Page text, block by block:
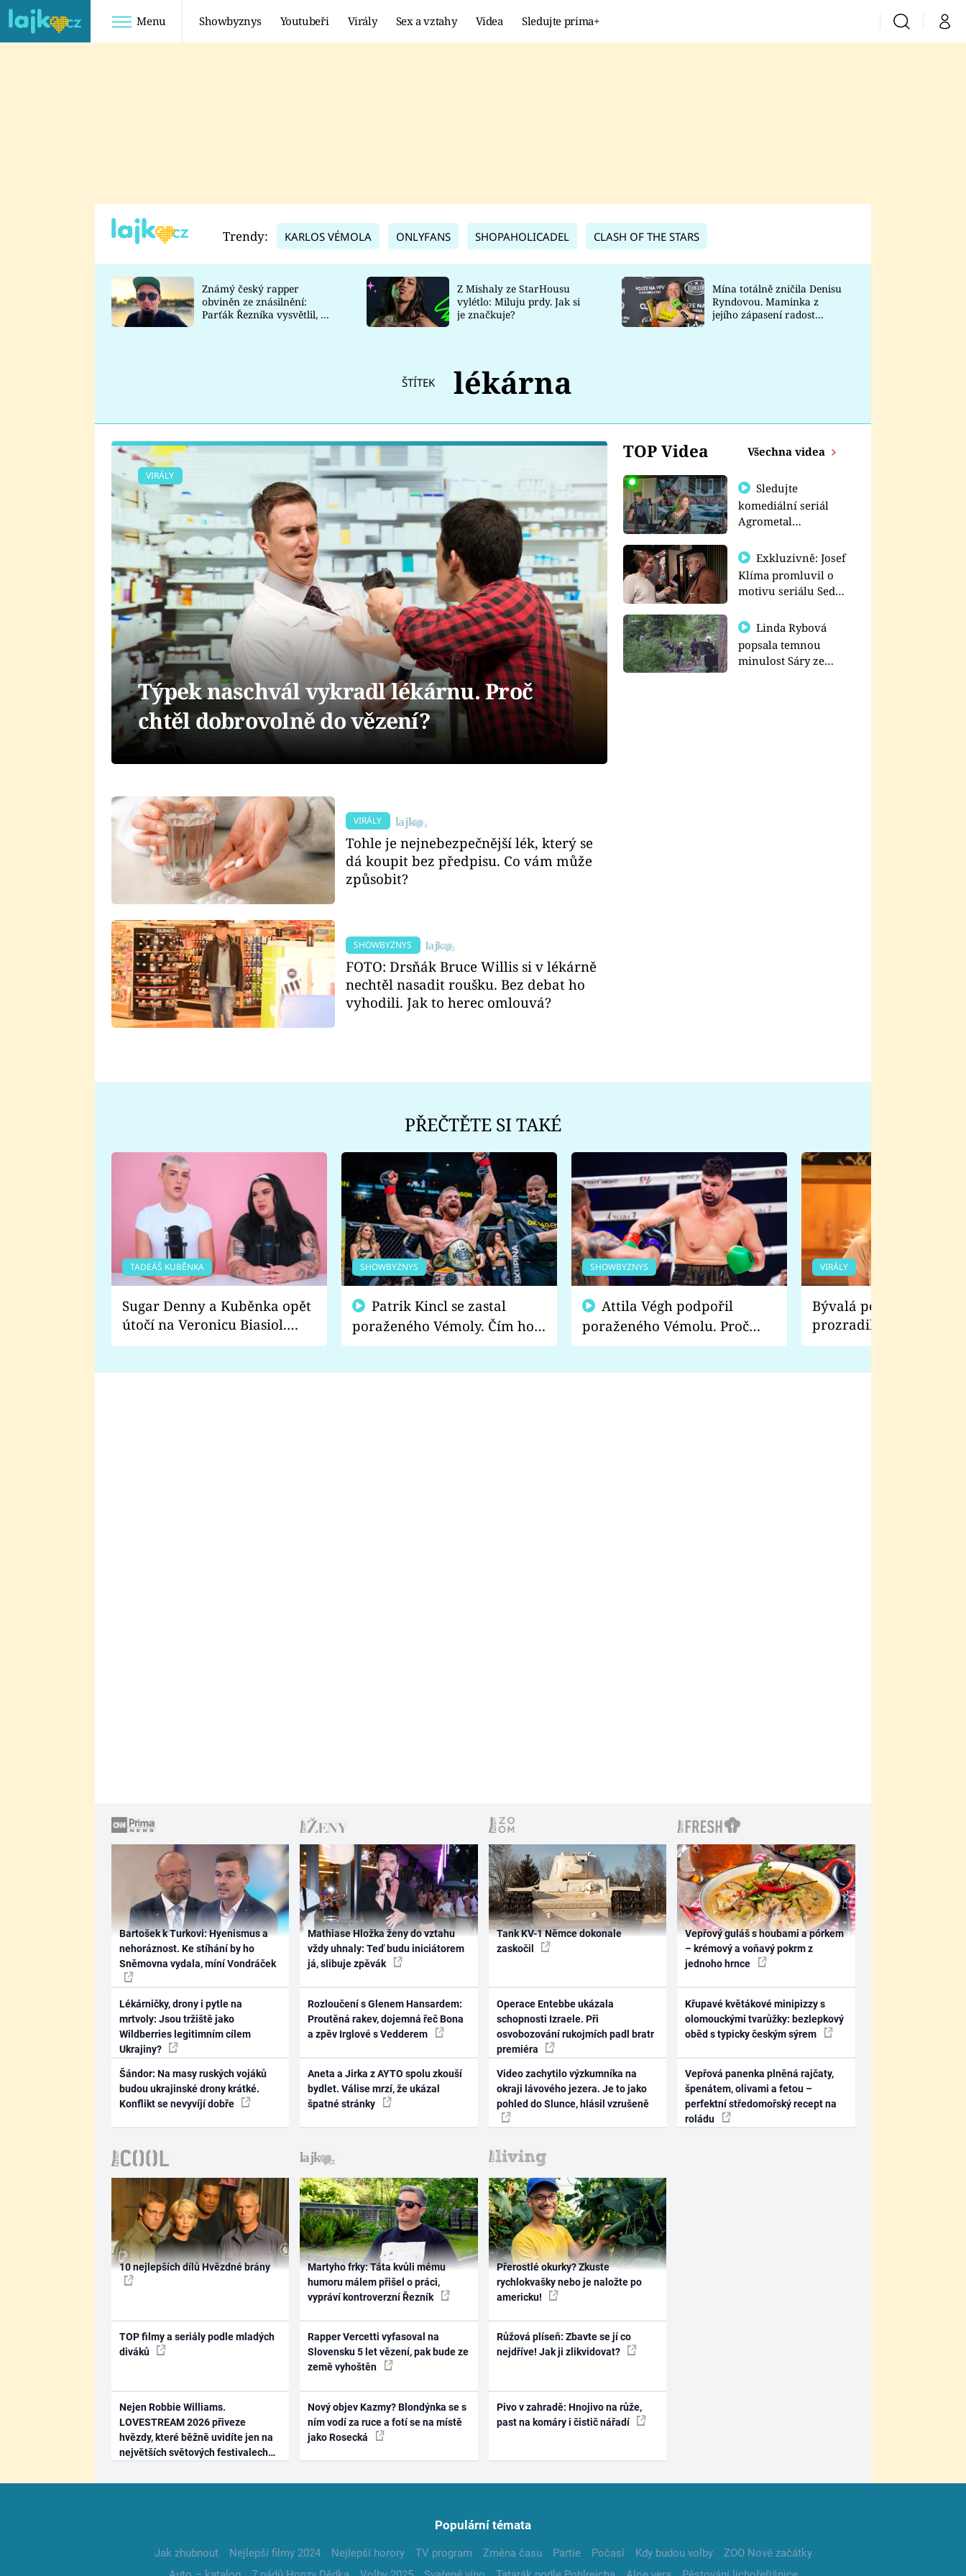
Menu Showbyznys Youtubeři Virály Sex a vztahy Videa Sledujte prima+ VyhledáváníMůj
TADEÁŠ KUBĚNKA
DATEL
Prima Lajk
Sledujte nás
Trendy: KARLOS VÉMOLA ONLYFANS SHOPAHOLICADEL CLASH OF THE STARS
Známý český rapper
obviněn ze znásilnění:
Parťák Řezníka vysvětlil, co
Z Mishaly ze StarHousu
vylétlo: Miluju prdy. Jak si
je značkuje?
Mína totálně zničila Denisu
Ryndovou. Maminka z
jejího zápasení radost
ŠTÍTEK lékárna
TOP Videa Všechna videa
Sledujte
komediální seriál
Agrometal
prima+
Exkluzivně: Josef
Klíma promluvil o
motivu seriálu Sedm
Linda Rybová
popsala temnou
minulost Sáry ze
VIRÁLY
Týpek naschvál vykradl lékárnu. Proč
chtěl dobrovolně do vězení?
VIRÁLY
Tohle je nejnebezpečnější lék, který se
dá koupit bez předpisu. Co vám může
způsobit?
SHOWBYZNYS
FOTO: Drsňák Bruce Willis si v lékárně
nechtěl nasadit roušku. Bez debat ho
vyhodili. Jak to herec omlouvá?
PŘEČTĚTE SI TAKÉ
TADEÁŠ KUBĚNKA
Sugar Denny a Kuběnka opět
útočí na Veronicu Biasiol.
Proč je podle nich falešná a
SHOWBYZNYS
poraženého Vémoly. Čím ho
fanoušci naštvali?
SHOWBYZNYS
poraženého Vémolu. Proč
chce raději zápasit s ním než
VIRÁLY
Bývalá pornoherečka
prozradila, co ji
natáčení Euforie.
Bartošek k Turkovi: Hyenismus a
nehoráznost. Ke stíhání by ho
Sněmovna vydala, míní Vondráček
Lékárničky, drony i pytle na
mrtvoly: Jsou tržiště jako
Wildberries legitimním cílem
Ukrajiny?
Šándor: Na masy ruských vojáků
budou ukrajinské drony krátké.
Konflikt se nevyvíjí dobře
Mathiase Hložka ženy do vztahu
vždy uhnaly: Teď budu iniciátorem
já, slibuje zpěvák
Rozloučení s Glenem Hansardem:
Proutěná rakev, dojemná řeč Bona
a zpěv Irglové s Vedderem
Aneta a Jirka z AYTO spolu zkouší
bydlet. Válise mrzí, že ukázal
špatné stránky
Tank KV-1 Němce dokonale
zaskočil
Operace Entebbe ukázala
schopnosti Izraele. Při
osvobozování rukojmích padl bratr
premiéra
Video zachytilo výzkumníka na
okraji lávového jezera. Je to jako
pohled do Slunce, hlásil vzrušeně
Vepřový guláš s houbami a pórkem
– krémový a voňavý pokrm z
jednoho hrnce
Křupavé květákové minipizzy s
olomouckými tvarůžky: bezlepkový
oběd s typicky českým sýrem
Vepřová panenka plněná rajčaty,
špenátem, olivami a fetou –
perfektní středomořský recept na
roládu
10 nejlepších dílů Hvězdné brány
TOP filmy a seriály podle mladých
diváků
Nejen Robbie Williams.
LOVESTREAM 2026 přiveze
hvězdy, které běžně uvidíte jen na
největších světových festivalech
Martyho frky: Táta kvůli mému
humoru málem přišel o práci,
vypráví kontroverzní Řezník
Rapper Vercetti vyfasoval na
Slovensku 5 let vězení, pak bude ze
země vyhoštěn
Nový objev Kazmy? Blondýnka se s
ním vodí za ruce a fotí se na místě
jako Rosecká
Přerostlé okurky? Zkuste
rychlokvašky nebo je naložte po
americku!
Růžová plíseň: Zbavte se jí co
nejdříve! Jak ji zlikvidovat?
Pivo v zahradě: Hnojivo na růže,
past na komáry i čistič nářadí
Populární témata
Jak zhubnout Nejlepší filmy 2024 Nejlepší horory TV program Změna času Partie Počasí Kdy budou volby
ZOO Nové začátky